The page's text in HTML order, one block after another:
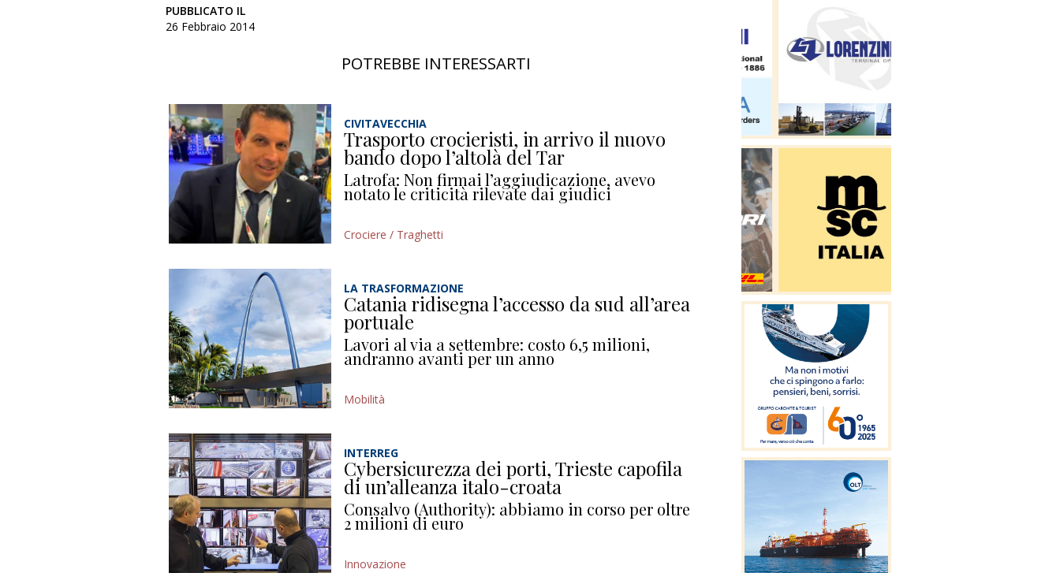
PUBBLICATO IL
26 Febbraio 2014
POTREBBE INTERESSARTI
CIVITAVECCHIA
Trasporto crocieristi, in arrivo il nuovo
bando dopo l’altolà del Tar
Latrofa: Non firmai l’aggiudicazione, avevo
notato le criticità rilevate dai giudici
Crociere / Traghetti
LA TRASFORMAZIONE
Catania ridisegna l’accesso da sud all’area
portuale
Lavori al via a settembre: costo 6,5 milioni,
andranno avanti per un anno
Mobilità
INTERREG
Cybersicurezza dei porti, Trieste capofila
di un’alleanza italo-croata
Consalvo (Authority): abbiamo in corso per oltre
2 milioni di euro
Innovazione